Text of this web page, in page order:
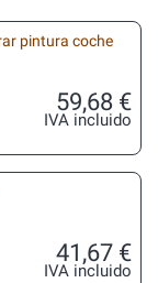
pintura coche
59,68 €
IVA incluido
41,67 €
IVA incluido